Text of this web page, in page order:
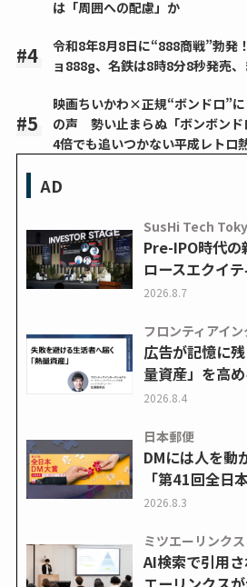
は「周囲への配慮」か
令和8年8月8日に“888商戦”勃
ョ888g、名鉄は8時8分8秒発売
映画ちいかわ×正規“ボンドロ”に
の声 勢い止まらぬ「ボンボンド
4倍でも追いつかない平成レトロ
AD
SusHi Tech
Pre-IPO時代の
ロースエクイ
2026.8.7
フロンティアイ
広告が記憶に
量資産」を高
2026.8.4
日本郵便
DMには人を動
「第41回全日
2026.8.3
ミツエーリンクス
AI検索で引用